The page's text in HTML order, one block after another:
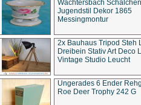
Wächtersbach Schälchen
Jugendstil Dekor 1865
Messingmontur
2x Bauhaus Tripod Steh
Dreibein Stativ Art Deco
Vintage Studio Leucht
Ungerades 6 Ender
Roe Deer Trophy 242 G